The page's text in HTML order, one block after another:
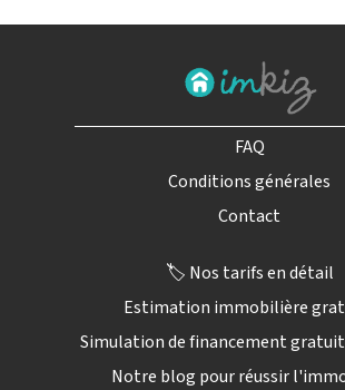
FAQ
Conditions générales
Contact
🏷️ Nos tarifs en détail
Estimation immobilière
Simulation de financement
Notre blog pour réussir